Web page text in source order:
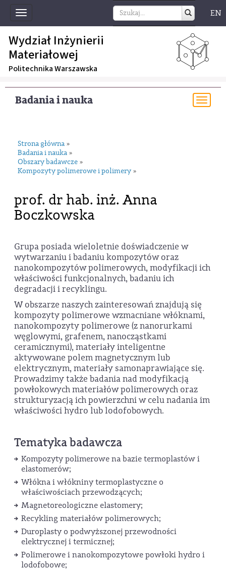
Toggle
navigation
EN
Wydział Inżynierii
Materiałowej
Politechnika Warszawska
Badania i nauka
Strona główna »
Badania i nauka »
Obszary badawcze »
Kompozyty polimerowe i polimery »
prof. dr hab. inż. Anna
Boczkowska
Grupa posiada wieloletnie doświadczenie w
wytwarzaniu i badaniu kompozytów oraz
nanokompozytów polimerowych, modyfikacji ich
właściwości funkcjonalnych, badaniu ich
degradacji i recyklingu.
W obszarze naszych zainteresowań znajdują się
kompozyty polimerowe wzmacniane włóknami,
nanokompozyty polimerowe (z nanorurkami
węglowymi, grafenem, nanocząstkami
ceramicznymi), materiały inteligentne
aktywowane polem magnetycznym lub
elektrycznym, materiały samonaprawiające się.
Prowadzimy także badania nad modyfikacją
powłokowych materiałów polimerowych oraz
strukturyzacją ich powierzchni w celu nadania im
właściwości hydro lub lodofobowych.
Tematyka badawcza
Kompozyty polimerowe na bazie termoplastów i
elastomerów;
Włókna i włókniny termoplastyczne o
właściwościach przewodzących;
Magnetoreologiczne elastomery;
Recykling materiałów polimerowych;
Duroplasty o podwyższonej przewodności
elektrycznej i termicznej;
Polimerowe i nanokompozytowe powłoki hydro i
lodofobowe;